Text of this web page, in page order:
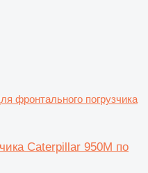
фронтального погрузчика
Caterpillar 950M по